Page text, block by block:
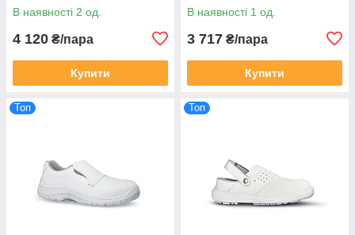
В наявності 2 од.
4 120 ₴/пара
Купити
В наявності 1 од.
3 717 ₴/пара
Купити
Топ Топ